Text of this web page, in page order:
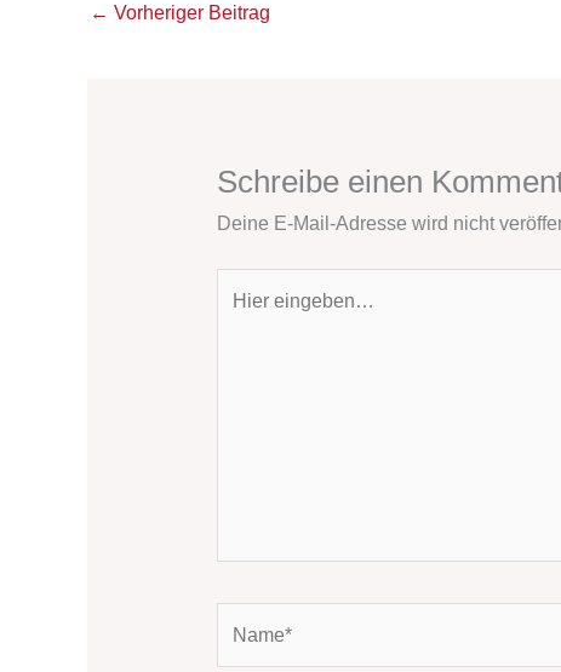
← Vorheriger Beitrag
Schreibe einen
Deine E-Mail-Adresse wird nicht
eingeben…